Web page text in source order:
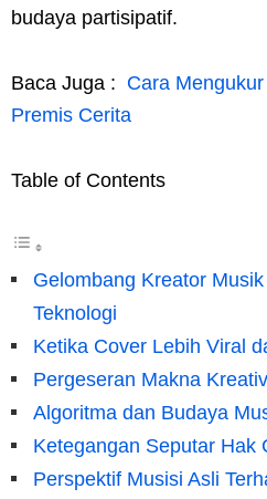
budaya partisipatif.
Baca Juga : Cara
Premis Cerita
Table of Contents
Gelombang Kreator
Teknologi
Ketika Cover Lebih Viral
Pergeseran Makna
Algoritma dan Budaya
Ketegangan Seputar Hak
Perspektif Musisi Asli